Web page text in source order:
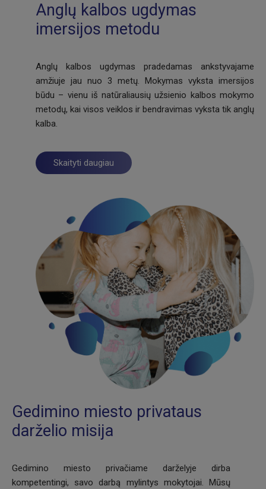
Anglų kalbos ugdymas
imersijos metodu
Anglų kalbos ugdymas pradedamas ankstyvajame
amžiuje jau nuo 3 metų. Mokymas vyksta imersijos
būdu – vienu iš natūraliausių užsienio kalbos mokymo
metodų, kai visos veiklos ir bendravimas vyksta tik anglų
kalba.
Skaityti daugiau
Gedimino miesto privataus
darželio misija
Gedimino miesto privačiame darželyje dirba
kompetentingi, savo darbą mylintys mokytojai. Mūsų